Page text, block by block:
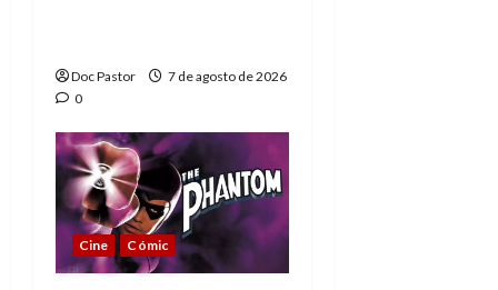
Doc Pastor
7 de agosto de 2026
0
Cine Cómic